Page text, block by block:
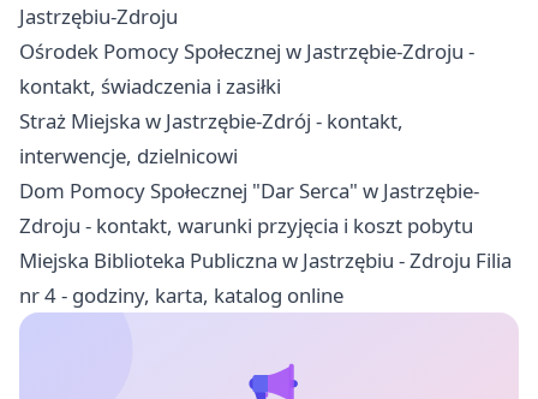
Jastrzębiu-Zdroju
Ośrodek Pomocy Społecznej w Jastrzębie-Zdroju -
kontakt, świadczenia i zasiłki
Straż Miejska w Jastrzębie-Zdrój - kontakt,
interwencje, dzielnicowi
Dom Pomocy Społecznej "Dar Serca" w Jastrzębie-
Zdroju - kontakt, warunki przyjęcia i koszt pobytu
Miejska Biblioteka Publiczna w Jastrzębiu - Zdroju Filia
nr 4 - godziny, karta, katalog online